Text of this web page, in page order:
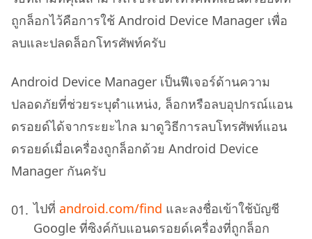
ถูกล็อกไว้คือการใช้ Android Device Manager เพื่อ
ลบและปลดล็อกโทรศัพท์ครับ
Android Device Manager เป็นฟีเจอร์ด้านความ
ปลอดภัยที่ช่วยระบุตำแหน่ง, ล็อกหรือลบอุปกรณ์แอน
ดรอยด์ได้จากระยะไกล มาดูวิธีการลบโทรศัพท์แอน
ดรอยด์เมื่อเครื่องถูกล็อกด้วย Android Device
Manager กันครับ
ไปที่ android.com/find และลงชื่อเข้าใช้บัญชี
Google ที่ซิงค์กับแอนดรอยด์เครื่องที่ถูกล็อก